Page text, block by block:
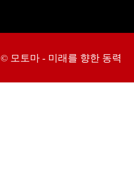
© 모토마 - 미래를 향한 동력